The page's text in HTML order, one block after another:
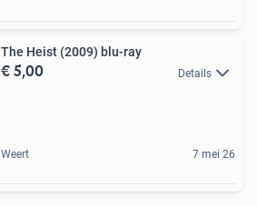
The Heist (2009) blu-ray
€ 5,00 Details
Weert 7 mei 26